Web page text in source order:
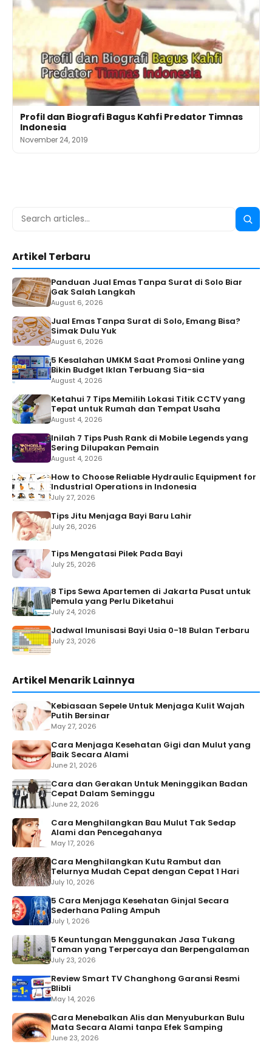
Profil dan Biografi Bagus Kahfi Predator Timnas
Indonesia
November 24, 2019
Search
Search
Artikel Terbaru
Panduan Jual Emas Tanpa Surat di Solo Biar
Gak Salah Langkah
August 6, 2026
Jual Emas Tanpa Surat di Solo, Emang Bisa?
Simak Dulu Yuk
August 6, 2026
5 Kesalahan UMKM Saat Promosi Online yang
Bikin Budget Iklan Terbuang Sia-sia
August 4, 2026
Ketahui 7 Tips Memilih Lokasi Titik CCTV yang
Tepat untuk Rumah dan Tempat Usaha
August 4, 2026
Inilah 7 Tips Push Rank di Mobile Legends yang
Sering Dilupakan Pemain
August 4, 2026
How to Choose Reliable Hydraulic Equipment for
Industrial Operations in Indonesia
July 27, 2026
Tips Jitu Menjaga Bayi Baru Lahir
July 26, 2026
Tips Mengatasi Pilek Pada Bayi
July 25, 2026
8 Tips Sewa Apartemen di Jakarta Pusat untuk
Pemula yang Perlu Diketahui
July 24, 2026
Jadwal Imunisasi Bayi Usia 0-18 Bulan Terbaru
July 23, 2026
Artikel Menarik Lainnya
Kebiasaan Sepele Untuk Menjaga Kulit Wajah
Putih Bersinar
May 27, 2026
Cara Menjaga Kesehatan Gigi dan Mulut yang
Baik Secara Alami
June 21, 2026
Cara dan Gerakan Untuk Meninggikan Badan
Cepat Dalam Seminggu
June 22, 2026
Cara Menghilangkan Bau Mulut Tak Sedap
Alami dan Pencegahanya
May 17, 2026
Cara Menghilangkan Kutu Rambut dan
Telurnya Mudah Cepat dengan Cepat 1 Hari
July 10, 2026
5 Cara Menjaga Kesehatan Ginjal Secara
Sederhana Paling Ampuh
July 1, 2026
5 Keuntungan Menggunakan Jasa Tukang
Taman yang Terpercaya dan Berpengalaman
July 23, 2026
Review Smart TV Changhong Garansi Resmi
Blibli
May 14, 2026
Cara Menebalkan Alis dan Menyuburkan Bulu
Mata Secara Alami tanpa Efek Samping
June 23, 2026